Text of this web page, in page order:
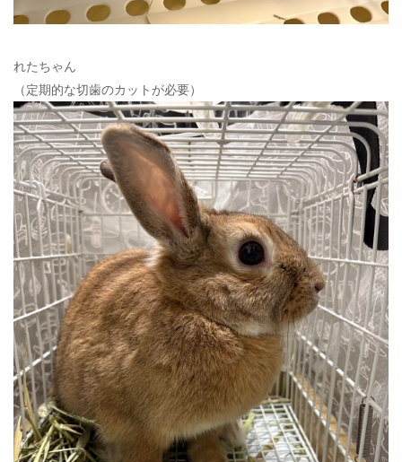
れたちゃん
（定期的な切歯のカットが必要）